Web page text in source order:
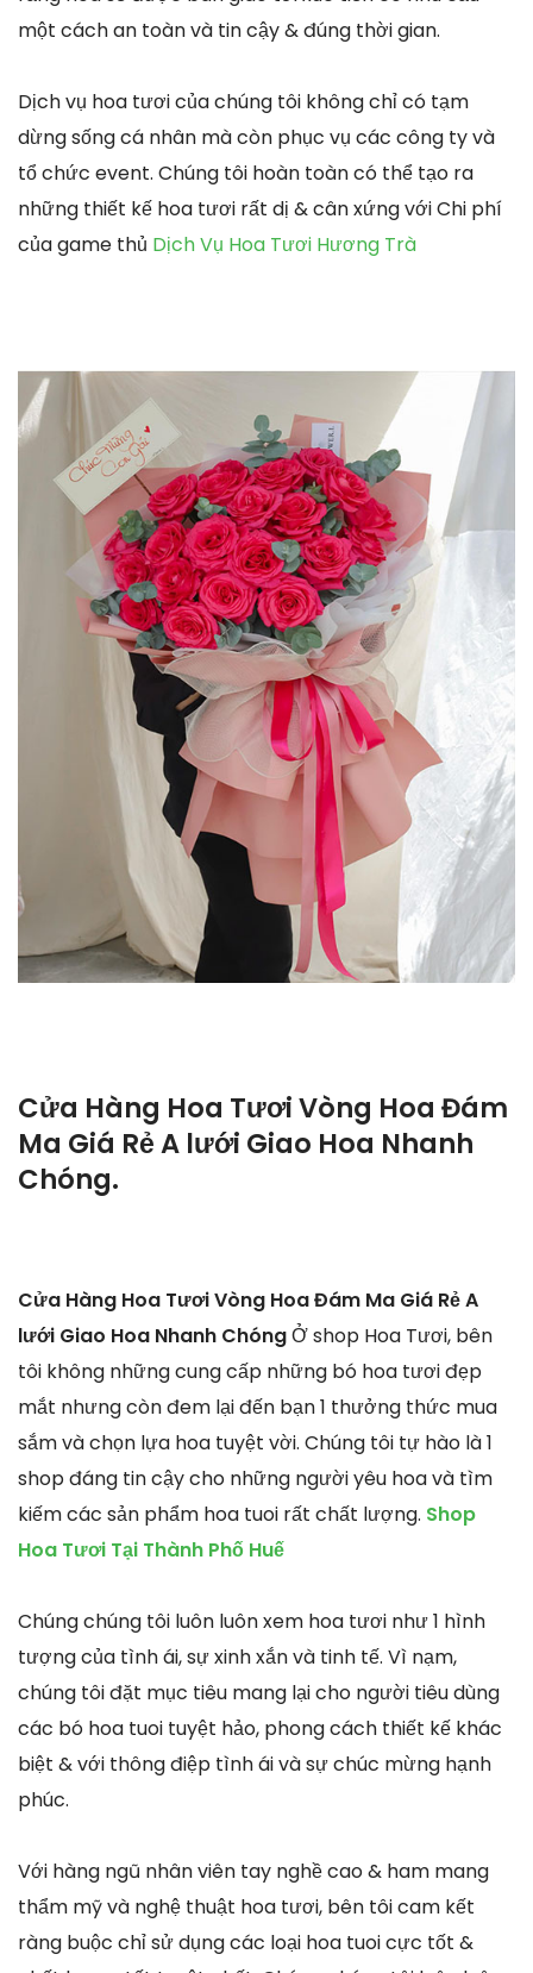
một cách an toàn và tin cậy & đúng thời gian.
Dịch vụ hoa tươi của chúng tôi không chỉ có tạm
dừng sống cá nhân mà còn phục vụ các công ty và
tổ chức event. Chúng tôi hoàn toàn có thể tạo ra
những thiết kế hoa tươi rất dị & cân xứng với Chi phí
của game thủ Dịch Vụ Hoa Tươi Hương Trà
Cửa Hàng Hoa Tươi Vòng Hoa Đám
Ma Giá Rẻ A lưới Giao Hoa Nhanh
Chóng.
Cửa Hàng Hoa Tươi Vòng Hoa Đám Ma Giá Rẻ A
lưới Giao Hoa Nhanh ChóngỞ shop Hoa Tươi, bên
tôi không những cung cấp những bó hoa tươi đẹp
mắt nhưng còn đem lại đến bạn 1 thưởng thức mua
sắm và chọn lựa hoa tuyệt vời. Chúng tôi tự hào là 1
shop đáng tin cậy cho những người yêu hoa và tìm
kiếm các sản phẩm hoa tuoi rất chất lượng. Shop
Hoa Tươi Tại Thành Phố Huế
Chúng chúng tôi luôn luôn xem hoa tươi như 1 hình
tượng của tình ái, sự xinh xắn và tinh tế. Vì nạm,
chúng tôi đặt mục tiêu mang lại cho người tiêu dùng
các bó hoa tuoi tuyệt hảo, phong cách thiết kế khác
biệt & với thông điệp tình ái và sự chúc mừng hạnh
phúc.
Với hàng ngũ nhân viên tay nghề cao & ham mang
thẩm mỹ và nghệ thuật hoa tươi, bên tôi cam kết
ràng buộc chỉ sử dụng các loại hoa tuoi cực tốt &